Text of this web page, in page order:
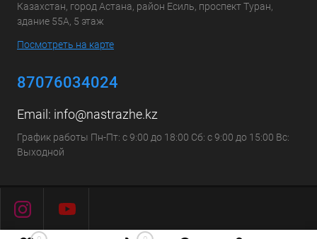
Казахстан, город Астана, район Есиль, проспект Туран,
здание 55А, 5 этаж
Посмотреть на карте
87076034024
Email: info@nastrazhe.kz
График работы Пн-Пт: с 9:00 до 18:00 Сб: с 9:00 до 15:00 Вс:
Выходной